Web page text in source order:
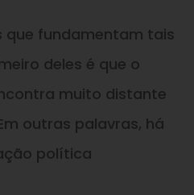
que fundamentam tais
deles é que o
muito distante
outras palavras, há
política